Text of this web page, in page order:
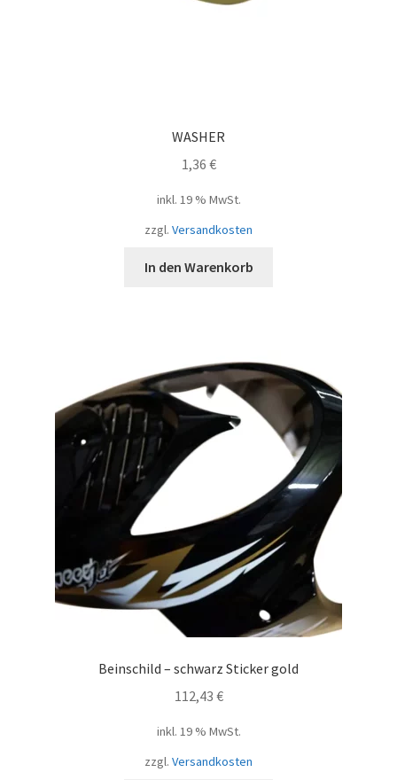
WASHER
1,36 €
inkl. 19 % MwSt.
zzgl. Versandkosten
In den Warenkorb
Beinschild – schwarz Sticker gold
112,43 €
inkl. 19 % MwSt.
zzgl. Versandkosten